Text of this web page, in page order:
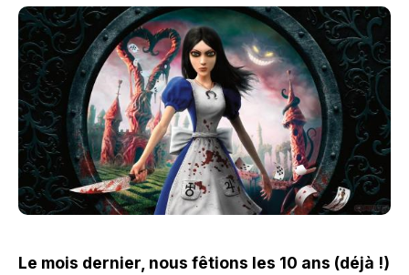
Le mois dernier, nous fêtions les 10 ans (déjà !)